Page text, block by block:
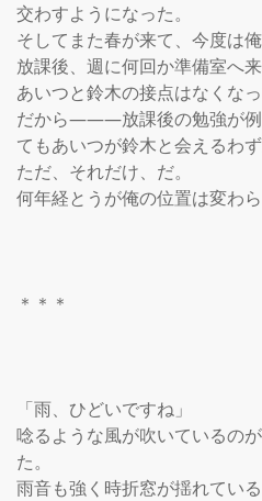
交わすようになった。
そしてまた春が来て、今度は
放課後、週に何回か準備室へ
あいつと鈴木の接点はなくなっ
だから―――放課後の勉強が例
てもあいつが鈴木と会えるわ
ただ、それだけ、だ。
何年経とうが俺の位置は変わら
＊＊＊
「雨、ひどいですね」
唸るような風が吹いているの
た。
雨音も強く時折窓が揺れている